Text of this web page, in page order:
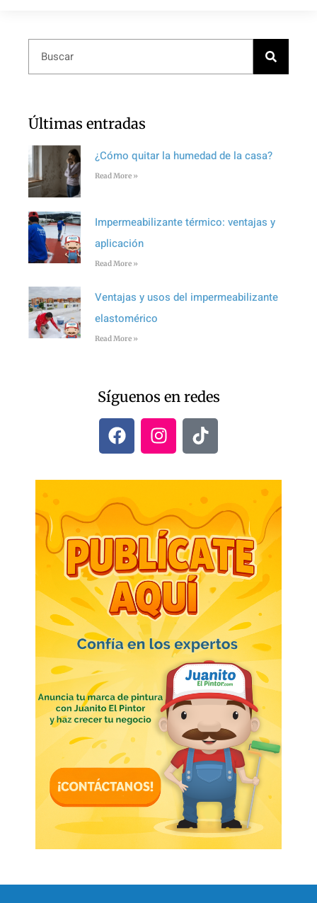
Últimas entradas
¿Cómo quitar la humedad de la casa?
Read More »
Impermeabilizante térmico: ventajas y
aplicación
Read More »
Ventajas y usos del impermeabilizante
elastomérico
Read More »
Síguenos en redes